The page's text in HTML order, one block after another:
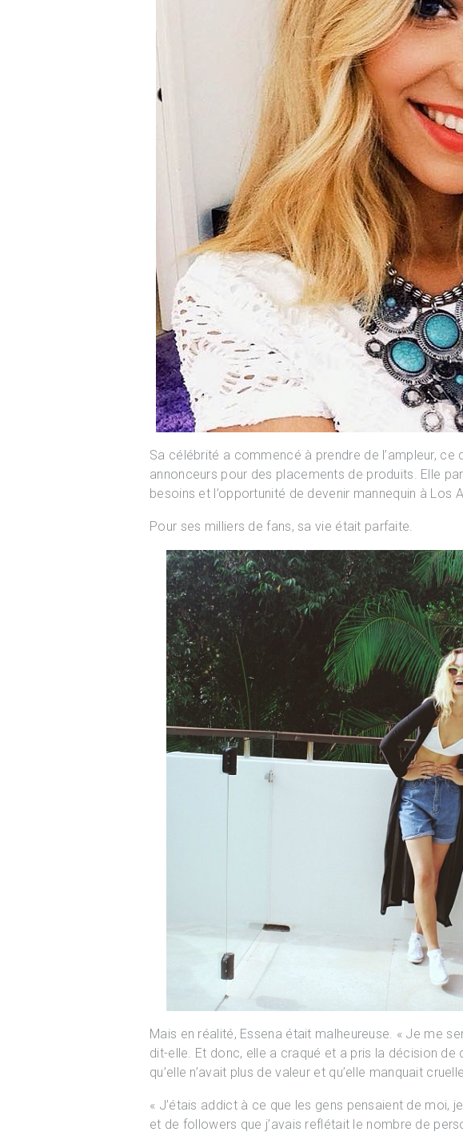
Sa célébrité a commencé à prendre de l’ampleur, ce
annonceurs pour des placements de produits. Elle
besoins et l’opportunité de devenir mannequin à Los
Pour ses milliers de fans, sa vie était parfaite.
Mais en réalité, Essena était malheureuse. « Je me
dit-elle. Et donc, elle a craqué et a pris la décision de
qu’elle n’avait plus de valeur et qu’elle manquait
« J’étais addict à ce que les gens pensaient de moi,
et de followers que j’avais reflétait le nombre de